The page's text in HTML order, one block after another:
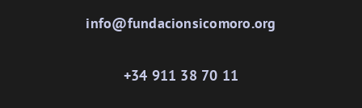
info@fundacionsicomoro.org
+34 911 38 70 11